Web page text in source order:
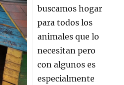
buscamos hogar
para todos los
animales que lo
necesitan pero
con algunos es
especialmente